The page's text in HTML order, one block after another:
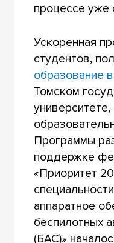
процессе уже
Ускоренная
студентов,
образование
Томском
Программы
поддержке
«Приоритет
аппаратное
беспилотных
(БАС)»